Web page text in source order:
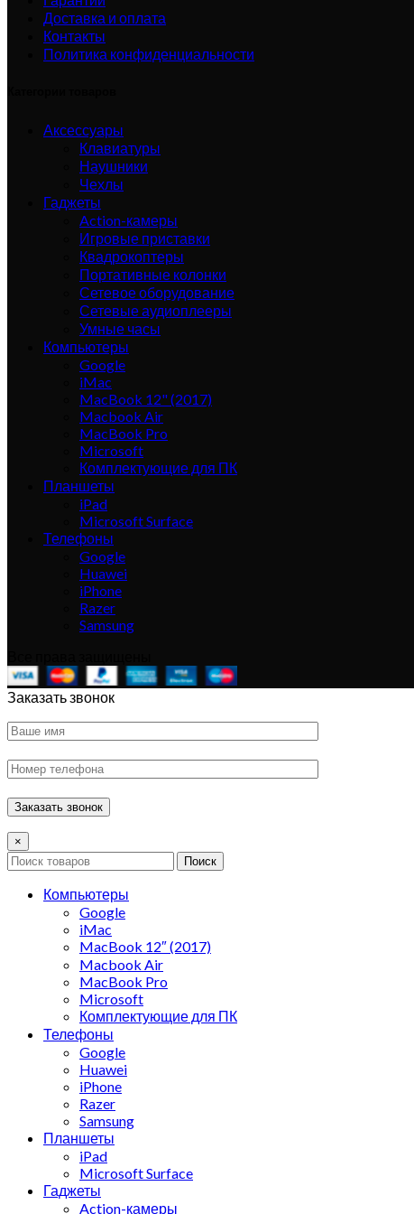
Доставка и оплата
Контакты
Политика конфиденциальности
Аксессуары
Клавиатуры
Наушники
Чехлы
Гаджеты
Action-камеры
Игровые приставки
Квадрокоптеры
Портативные колонки
Сетевое оборудование
Сетевые аудиоплееры
Умные часы
Компьютеры
Google
iMac
MacBook 12" (2017)
Macbook Air
MacBook Pro
Microsoft
Комплектующие для ПК
Планшеты
iPad
Microsoft Surface
Телефоны
Google
Huawei
iPhone
Razer
Samsung
Заказать звонок
×
Поиск
Компьютеры
Google
iMac
MacBook 12″ (2017)
Macbook Air
MacBook Pro
Microsoft
Комплектующие для ПК
Телефоны
Google
Huawei
iPhone
Razer
Samsung
Планшеты
iPad
Microsoft Surface
Гаджеты
Action-камеры